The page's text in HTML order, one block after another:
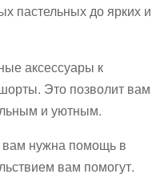
пастельных до ярких и
аксессуары к
Это позволит вам
и уютным.
вам нужна помощь в
вам помогут.